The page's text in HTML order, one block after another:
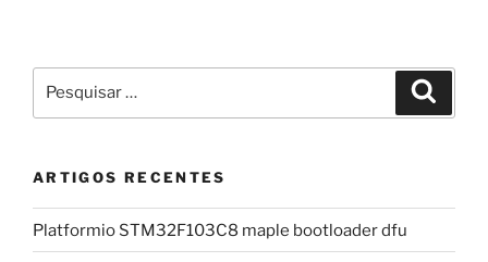
por:
ARTIGOS RECENTES
Platformio STM32F103C8 maple bootloader dfu